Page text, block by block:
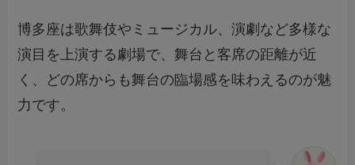
博多座は歌舞伎やミュージカル、演劇など多様な
演目を上演する劇場で、舞台と客席の距離が近
く、どの席からも舞台の臨場感を味わえるのが魅
力です。